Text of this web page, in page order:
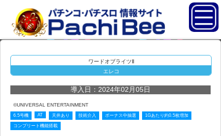
ワードオブライツⅡ
エレコ
導入日：2024年02月05日
©UNIVERSAL ENTERTAINMENT
6.5号機 AT 天井あり 技術介入 ボーナス中抽選 1Gあたり約0.5枚増加
コンプリート機能搭載